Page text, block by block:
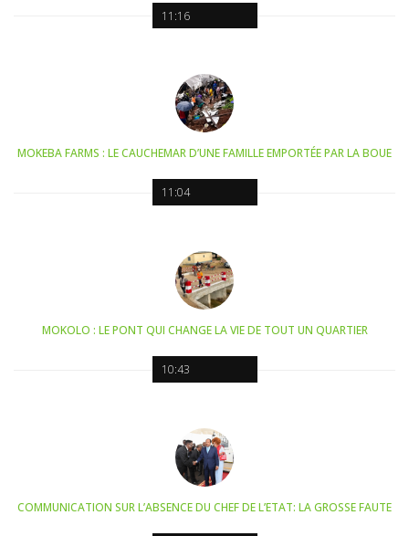
11:16
11:04
MOKEBA FARMS : LE CAUCHEMAR D’UNE FAMILLE EMPORTÉE PAR LA BOUE
10:43
MOKOLO : LE PONT QUI CHANGE LA VIE DE TOUT UN QUARTIER
COMMUNICATION SUR L’ABSENCE DU CHEF DE L’ETAT: LA GROSSE FAUTE